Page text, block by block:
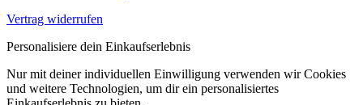
Vertrag widerrufen
Personalisiere dein Einkaufserlebnis
Nur mit deiner individuellen Einwilligung verwenden wir Cookies
und weitere Technologien, um dir ein personalisiertes